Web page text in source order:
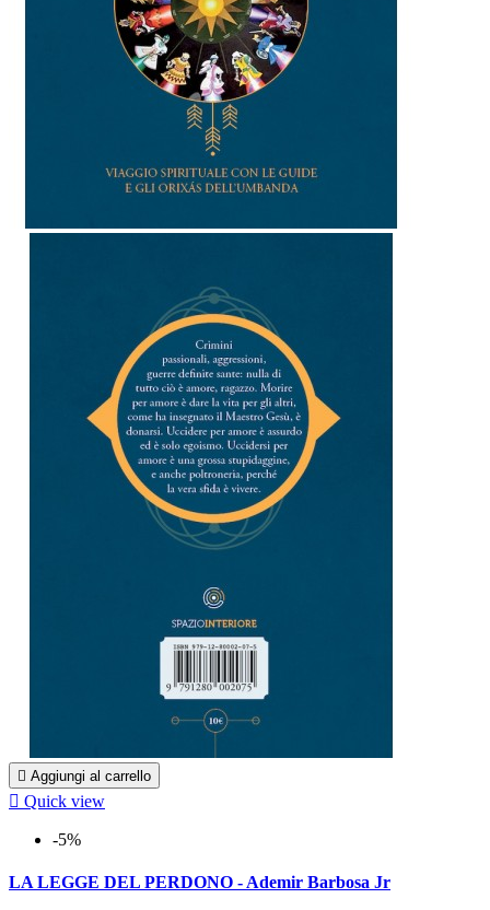
 Aggiungi al carrello
 Quick view
-5%
LA LEGGE DEL PERDONO - Ademir Barbosa Jr